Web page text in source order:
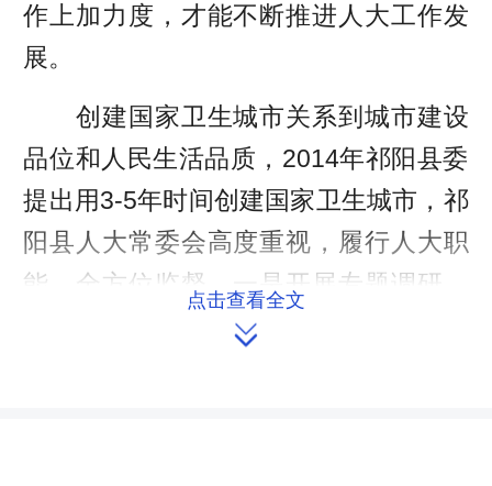
作上加力度，才能不断推进人大工作发
展。
创建国家卫生城市关系到城市建设
品位和人民生活品质，2014年祁阳县委
提出用3-5年时间创建国家卫生城市，祁
阳县人大常委会高度重视，履行人大职
能，全方位监督。一是开展专题调研。
2015年5、6月份，该县人大常委会就治
点击查看全文
